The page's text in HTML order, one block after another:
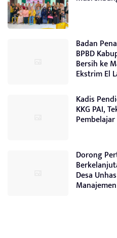
Badan
BPBD
Bersih ke
Ekstrim El
Kadis
KKG PAI,
Dorong
Desa